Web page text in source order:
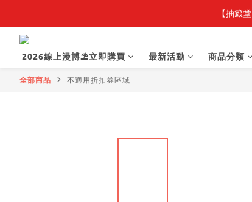
【抽籤
2026線上漫博⛱️立即購買
最新活動 商品分類
全部商品 不適用折扣券區域